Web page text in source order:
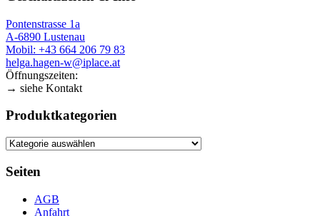
Pontenstrasse 1a
A-6890 Lustenau
Mobil: +43 664 206 79 83
helga.hagen-w@iplace.at
Öffnungszeiten:
→ siehe Kontakt
Produktkategorien
Seiten
AGB
Anfahrt